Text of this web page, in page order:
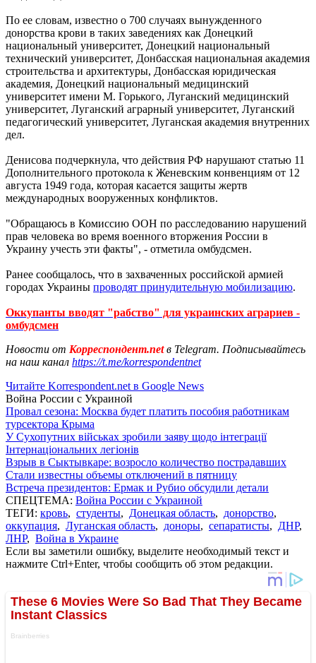
По ее словам, известно о 700 случаях вынужденного
донорства крови в таких заведениях как Донецкий
национальный университет, Донецкий национальный
технический университет, Донбасская национальная академия
строительства и архитектуры, Донбасская юридическая
академия, Донецкий национальный медицинский
университет имени М. Горького, Луганский медицинский
университет, Луганский аграрный университет, Луганский
педагогический университет, Луганская академия внутренних
дел.
Денисова подчеркнула, что действия РФ нарушают статью 11
Дополнительного протокола к Женевским конвенциям от 12
августа 1949 года, которая касается защиты жертв
международных вооруженных конфликтов.
"Обращаюсь в Комиссию ООН по расследованию нарушений
прав человека во время военного вторжения России в
Украину учесть эти факты", - отметила омбудсмен.
Ранее сообщалось, что в захваченных российской армией
городах Украины проводят принудительную мобилизацию.
Оккупанты вводят "рабство" для украинских аграриев -
омбудсмен
Новости от Корреспондент.netв Telegram. Подписывайтесь
на наш канал https://t.me/korrespondentnet
Читайте Korrespondent.net в Google News
Война России с Украиной
Провал сезона: Москва будет платить пособия работникам
турсектора Крыма
У Сухопутних військах зробили заяву щодо інтеграції
Інтернаціональних легіонів
Взрыв в Сыктывкаре: возросло количество пострадавших
Стали известны объемы отключений в пятницу
Встреча президентов: Ермак и Рубио обсудили детали
СПЕЦТЕМА: Война России с Украиной
ТЕГИ: кровь, студенты, Донецкая область, донорство,
оккупация, Луганская область, доноры, сепаратисты, ДНР,
ЛНР, Война в Украине
Если вы заметили ошибку, выделите необходимый текст и
нажмите Ctrl+Enter, чтобы сообщить об этом редакции.